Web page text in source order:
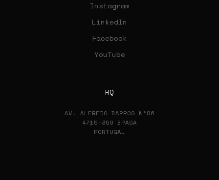
Instagram
LinkedIn
Facebook
YouTube
HQ
AV. ALFREDO BARROS Nº86
4715-350 BRAGA
PORTUGAL